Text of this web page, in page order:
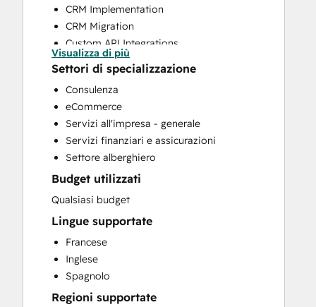
CRM Implementation
CRM Migration
Custom API Integrations
Customer Marketing
Customer Success Training
Customer Support Training
Email Marketing
Full Inbound Marketing Services
Help Desk Implementation
HubSpot Onboarding
Knowledge Base Development
Paid Advertising
Sales and Marketing Alignment
Sales Coaching and Training
Sales Enablement
Search Engine Optimization
Website Design
Visualizza di più
Settori di specializzazione
Consulenza
eCommerce
Servizi all'impresa - generale
Servizi finanziari e assicurazioni
Settore alberghiero
Budget utilizzati
Qualsiasi budget
Lingue supportate
Francese
Inglese
Spagnolo
Regioni supportate